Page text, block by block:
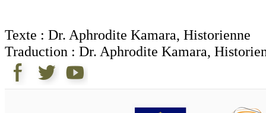
Texte : Dr. Aphrodite Kamara, Historienne
Traduction : Dr. Aphrodite Kamara,